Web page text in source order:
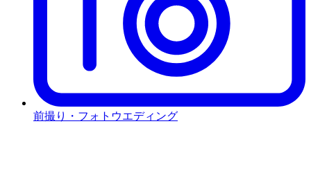
前撮り・フォトウエディング